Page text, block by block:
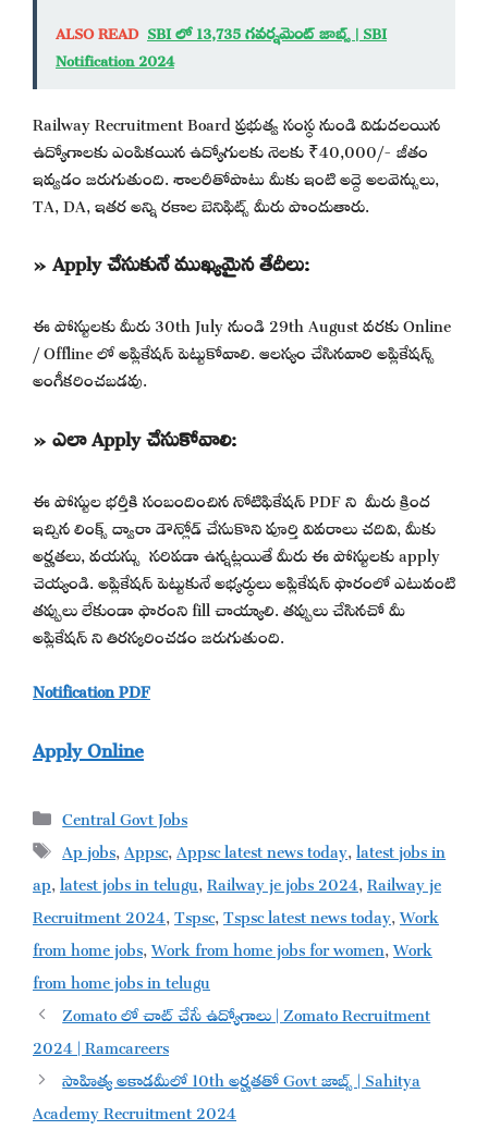
ALSO READ SBI లో 13,735 గవర్నమెంట్ జాబ్స్ | SBI
Notification 2024
Railway Recruitment Board ప్రభుత్వ సంస్థ నుండి విడుదలయిన
ఉద్యోగాలకు ఎంపికయిన ఉద్యోగులకు నెలకు ₹40,000/- జీతం
ఇవ్వడం జరుగుతుంది. శాలరీతోపాటు మీకు ఇంటి అద్దె అలవెన్సులు,
TA, DA, ఇతర అన్ని రకాల బెనిఫిట్స్ మీరు పొందుతారు.
» Apply చేసుకునే ముఖ్యమైన తేదీలు:
ఈ పోస్టులకు మీరు 30th July నుండి 29th August వరకు Online
/ Offline లో అప్లికేషన్ పెట్టుకోవాలి. ఆలస్యం చేసినవారి అప్లికేషన్స్
అంగీకరించబడవు.
» ఎలా Apply చేసుకోవాలి:
ఈ పోస్టుల భర్తీకి సంబందించిన నోటిఫికేషన్ PDF ని మీరు క్రింద
ఇచ్చిన లింక్స్ ద్వారా డౌన్లోడ్ చేసుకొని పూర్తి వివరాలు చదివి, మీకు
అర్హతలు, వయస్సు సరిపడా ఉన్నట్లయితే మీరు ఈ పోస్టులకు apply
చెయ్యండి. అప్లికేషన్ పెట్టుకునే అభ్యర్థులు అప్లికేషన్ ఫారంలో ఎటువంటి
తప్పులు లేకుండా ఫారంని fill చాయ్యాలి. తప్పులు చేసినచో మీ
అప్లికేషన్ ని తిరస్కరించడం జరుగుతుంది.
Notification PDF
Apply Online
Categories
Central Govt Jobs
Tags
Ap jobs,Appsc,Appsc latest news today,latest jobs in
ap,latest jobs in telugu,Railway je jobs 2024,Railway je
Recruitment 2024,Tspsc,Tspsc latest news today,Work
from home jobs,Work from home jobs for women,Work
from home jobs in telugu
Zomato లో చాట్ చేసే ఉద్యోగాలు | Zomato Recruitment
2024 | Ramcareers
సాహిత్య అకాడమీలో 10th అర్హతతో Govt జాబ్స్ | Sahitya
Academy Recruitment 2024